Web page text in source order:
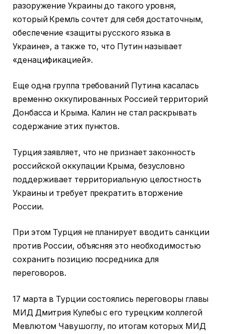
разоружение Украины до такого уровня,
который Кремль сочтет для себя достаточным,
обеспечение «защиты русского языка в
Украине», а также то, что Путин называет
«денацификацией».
Еще одна группа требований Путина касалась
временно оккупированных Россией территорий
Донбасса и Крыма. Калин не стал раскрывать
содержание этих пунктов.
Турция заявляет, что не признает законность
российской оккупации Крыма, безусловно
поддерживает территориальную целостность
Украины и требует прекратить вторжение
России.
При этом Турция не планирует вводить санкции
против России, объясняя это необходимостью
сохранить позицию посредника для
переговоров.
17 марта в Турции состоялись переговоры главы
МИД Дмитрия Кулебы с его турецким коллегой
Мевлютом Чавушоглу, по итогам которых МИД